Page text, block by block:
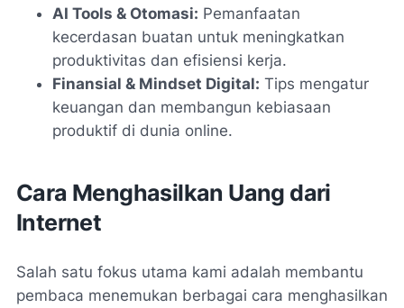
AI Tools & Otomasi: Pemanfaatan
kecerdasan buatan untuk meningkatkan
produktivitas dan efisiensi kerja.
Finansial & Mindset Digital: Tips mengatur
keuangan dan membangun kebiasaan
produktif di dunia online.
Cara Menghasilkan Uang dari
Internet
Salah satu fokus utama kami adalah membantu
pembaca menemukan berbagai cara menghasilkan